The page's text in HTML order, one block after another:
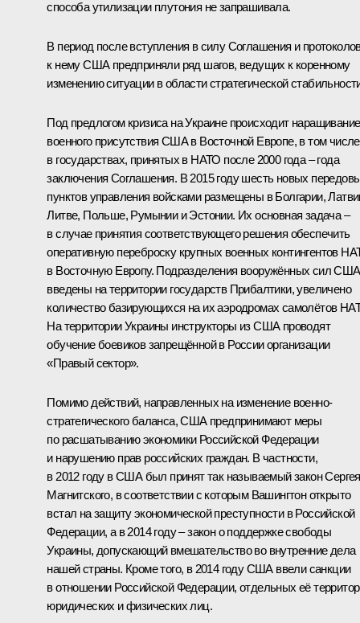
способа утилизации плутония не запрашивала.
В период после вступления в силу Соглашения и
к нему США предприняли ряд шагов, ведущих к коренному
изменению ситуации в области стратегической
Под предлогом кризиса на Украине происходит наращивание
военного присутствия США в Восточной Европе, в том числе
в государствах, принятых в НАТО после 2000 года – года
заключения Соглашения. В 2015 году шесть новых
пунктов управления войсками размещены в Болгарии,
Литве, Польше, Румынии и Эстонии. Их основная задача –
в случае принятия соответствующего решения обеспечить
оперативную переброску крупных военных контингентов
в Восточную Европу. Подразделения вооружённых сил США
введены на территории государств Прибалтики, увеличено
количество базирующихся на их аэродромах самолётов
На территории Украины инструкторы из США проводят
обучение боевиков запрещённой в России организации
«Правый сектор».
Помимо действий, направленных на изменение военно-
стратегического баланса, США предпринимают меры
по расшатыванию экономики Российской Федерации
и нарушению прав российских граждан. В частности,
в 2012 году в США был принят так называемый закон Сергея
Магнитского, в соответствии с которым Вашингтон открыто
встал на защиту экономической преступности в Российской
Федерации, а в 2014 году – закон о поддержке свободы
Украины, допускающий вмешательство во внутренние дела
нашей страны. Кроме того, в 2014 году США ввели санкции
в отношении Российской Федерации, отдельных её
юридических и физических лиц.